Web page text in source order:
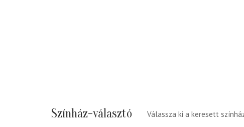
Színház-választó Válassza ki a keresett